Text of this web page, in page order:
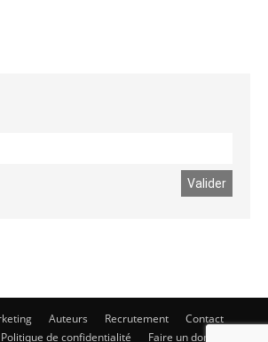
Auteurs Recrutement
Contact
Politique de confidentialité Faire un don